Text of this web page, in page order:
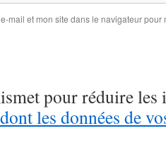
mail et mon site dans le navigateur
pour réduire les
les données de